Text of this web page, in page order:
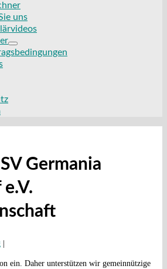
uns
Germania
ein. Daher unterstützen wir gemeinnützige